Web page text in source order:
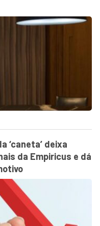
‘caneta’ deixa
da Empiricus e dá